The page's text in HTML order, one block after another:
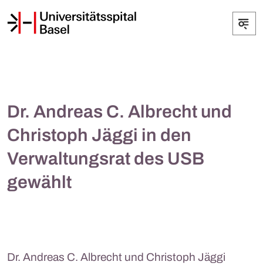
Dr. Andreas C. Albrecht und
Christoph Jäggi in den
Verwaltungsrat des USB
gewählt
Dr. Andreas C. Albrecht und Christoph Jäggi